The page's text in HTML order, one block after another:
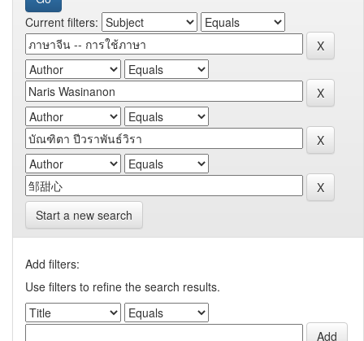
Current filters:
Start a new search
Add filters:
Use filters to refine the search results.